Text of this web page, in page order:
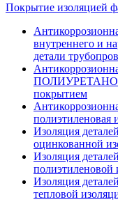
Покрытие изоляцией
внутреннего и
детали
покрытием
полиэтиленовая
Изоляция
оцинкованной
Изоляция
Изоляция
тепловой